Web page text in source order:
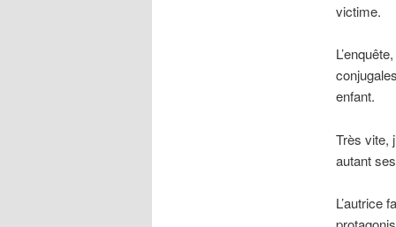
victime.
enfant.
Très vite,
autant
L’autrice